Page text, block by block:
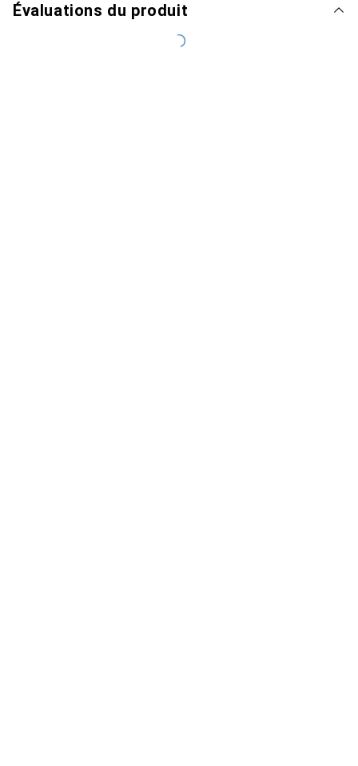
Évaluations du produit